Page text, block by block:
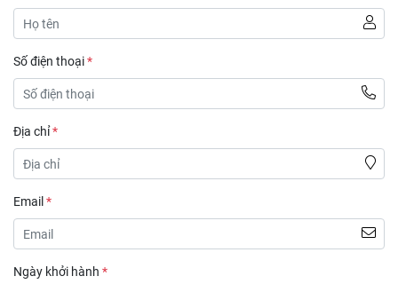
Số điện thoại*
Địa chỉ*
Email *
Ngày khởi hành *